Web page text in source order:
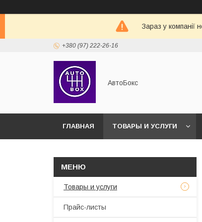
Зараз у компанії
+380 (97) 222-26-16
АвтоБокс
ГЛАВНАЯ ТОВАРЫ И УСЛУГИ
Товары и услуги
Прайс-листы